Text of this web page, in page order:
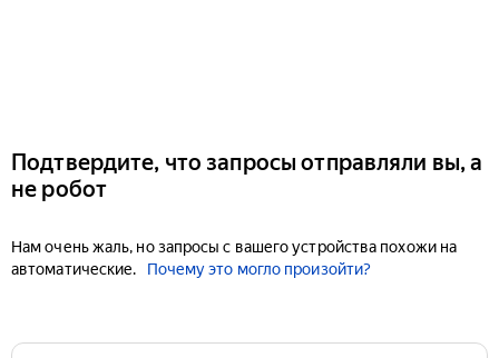
Подтвердите, что запросы отправляли вы, а
не робот
Нам очень жаль, но запросы с вашего устройства похожи на
автоматические.
Почему это могло произойти?